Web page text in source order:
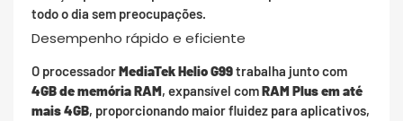
todo o dia sem preocupações.
Desempenho rápido e eficiente
O processadorMediaTek Helio G99trabalha junto com
4GB de memória RAM, expansível comRAM Plus em até
mais 4GB, proporcionando maior fluidez para aplicativos,